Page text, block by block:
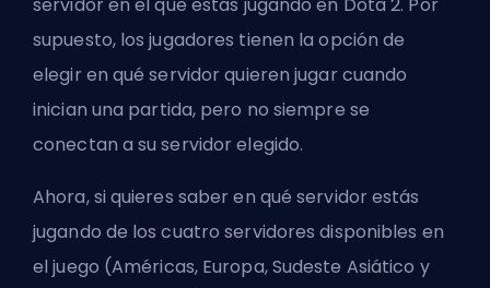
supuesto, los jugadores tienen la opción de
elegir en qué servidor quieren jugar cuando
inician una partida, pero no siempre se
conectan a su servidor elegido.
Ahora, si quieres saber en qué servidor estás
jugando de los cuatro servidores disponibles en
el juego (Américas, Europa, Sudeste Asiático y